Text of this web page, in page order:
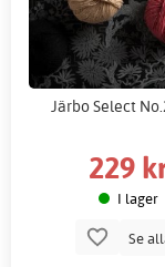
Järbo Select
229
I lager
Se